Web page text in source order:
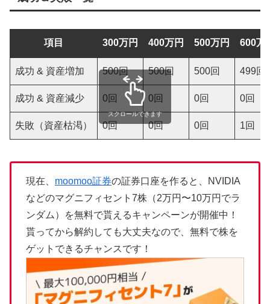
項目 300万円 400万円 500万円 600万
成功 & 資産増加 500回 500回 500回 499回
成功 & 資産減少 0回 0回 0回 0回
失敗（資産枯渇） 0回 0回 0回 1回
スクロールできます
現在、 moomoo証券の証券口座を作ると、NVIDIA
などのマグニフィセント7株（2万円〜10万円でラ
ンダム）を無料で貰えるキャンペーンが開催中！
貰ってから解約しても大丈夫なので、無料で株を
ゲットできるチャンスです！